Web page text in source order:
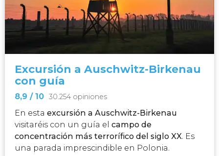
Excursión a Auschwitz-Birkenau
con guía
8,9 / 10 30.254 opiniones
En esta excursión a Auschwitz-Birkenau
visitaréis con un guía el campo de
concentración más terrorífico del siglo XX. Es
una parada imprescindible en Polonia.